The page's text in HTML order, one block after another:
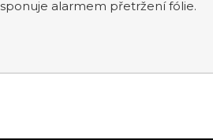
alarmem přetržení fólie.